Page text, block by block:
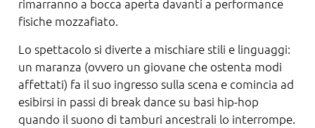
rimarranno a bocca aperta davanti a performance
fisiche mozzafiato.
Lo spettacolo si diverte a mischiare stili e linguaggi:
un maranza (ovvero un giovane che ostenta modi
affettati) fa il suo ingresso sulla scena e comincia ad
esibirsi in passi di break dance su basi hip-hop
quando il suono di tamburi ancestrali lo interrompe.